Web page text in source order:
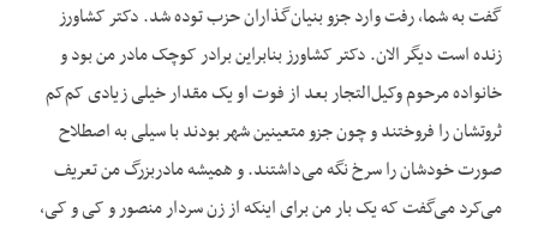
گفت به شما، رفت وارد جزو بنیان‌گذاران حزب توده شد. دکتر کشاورز
زنده است دیگر الان. دکتر کشاورز بنابراین برادر کوچک مادر من بود و
خانواده مرحوم وکیل‌التجار بعد از فوت او یک مقدار خیلی زیادی کم‌کم
ثروتشان را فروختند و چون جزو متعینین شهر بودند با سیلی به اصطلاح
صورت خودشان را سرخ نگه می‌داشتند. و همیشه مادربزرگ من تعریف
می‌کرد می‌گفت که یک بار من برای اینکه از زن سردار منصور و کی و کی،